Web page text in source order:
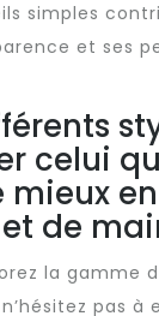
simples
et ses
celui
de
la gamme
pas à